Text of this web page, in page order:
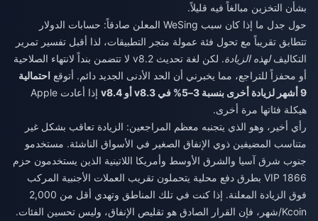
بشأن التخزين مبالغاً فيه قليلاً.
حول جدل ما إذا كان سبب WeSing المعلن صادقاً: حسابات الدولار
تتطابق تقريباً مع تحول فئة عمولة متجر التطبيقات، لذا أقبل تفسير تمرير
التكاليفلهذه الزيادة
. لكن لغة تحديث v8.2 لا تتضمن بنداً لانتهاء الصلاحية
أو محفزاً للتراجع، مما يخبرني أن الحد الأدنى الجديد دائم. أتوقع احتمالية
9 أشهر لزيادة أخرى بنسبة 3–5% في v8.3 أو v8.4
إذا أعادت Apple
هيكلة فئاتها مرة أخرى.
رأي أخير، وهو الذي يتجنبه معظم المراجعين: الزيادة تعاقب بشكل غير
متناسب المضيفين ذوي الإنفاق الصغير في الأسواق الناشئة. مستخدمو
جنوب شرق آسيا والشرق الأوسط وأمريكا اللاتينية الذين يستخدمون حزم
1866 VIP بطرق دفع محلية يتحملون تقريب العملات الأجنبية المركب
فوق الزيادة المعلنة. إذا كنت في تلك المناطق وتهدي أقل من 2,000
Kcoin/شهر، فإن القرار الصادق هو تقليص الإنفاق، وليس تحسين الفئات.